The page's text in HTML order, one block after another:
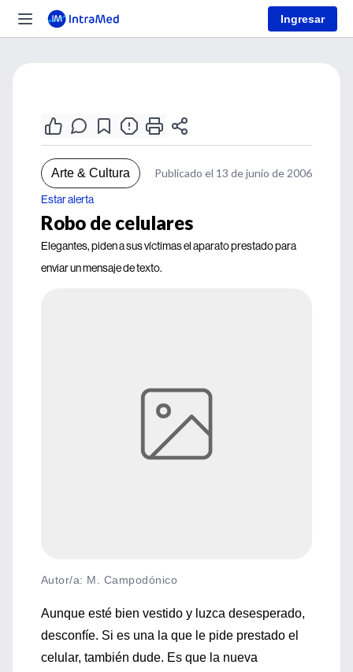
Ingresar
Arte & Cultura Publicado el 13 de junio de 2006
Estar alerta
Robo de celulares
Elegantes, piden a sus víctimas el aparato prestado para
enviar un mensaje de texto.
Autor/a: M. Campodónico
Aunque esté bien vestido y luzca desesperado,
desconfíe. Si es una la que le pide prestado el
celular, también dude. Es que la nueva